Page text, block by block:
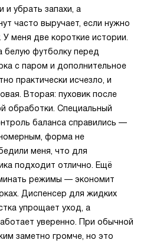
и убрать запахи, а
часто выручает, если нужно
меня две короткие истории.
белую футболку перед
с паром и дополнительное
практически исчезло, и
Вторая: пуховик после
обработки. Специальный
баланса справились —
форма не
меня, что для
подходит отлично. Ещё
режимы — экономит
Диспенсер для жидких
упрощает уход, а
уверенно. При обычной
заметно громче, но это